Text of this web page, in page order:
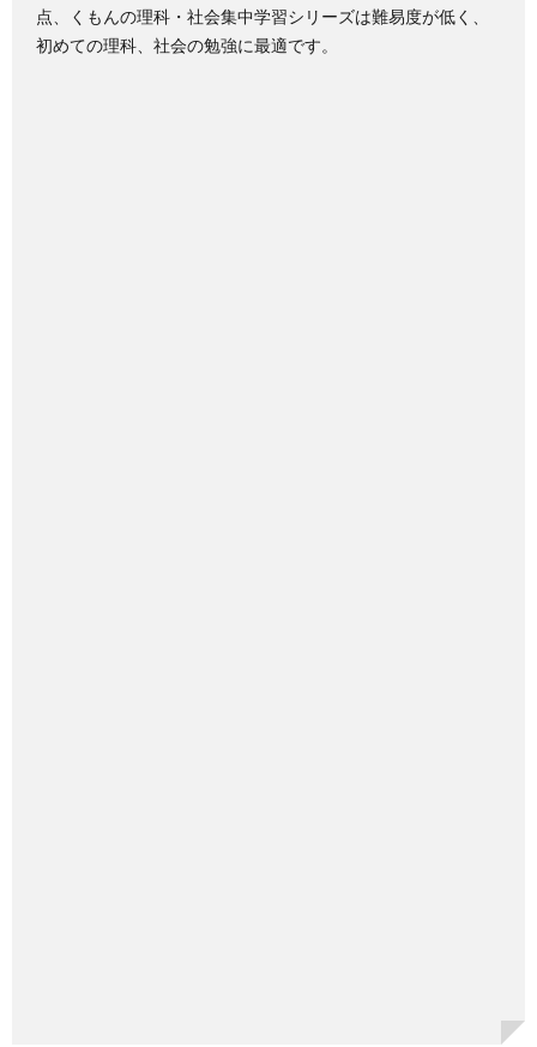
点、くもんの理科・社会集中学習シリーズは難易度が低く、
初めての理科、社会の勉強に最適です。